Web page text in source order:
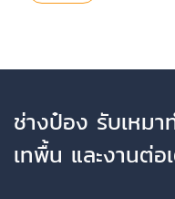
ช่างป๋อง รับเหมา
เทพื้น และงานต่